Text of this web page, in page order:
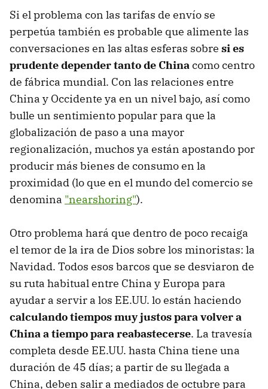
Si el problema con las tarifas de envío se
perpetúa también es probable que alimente las
conversaciones en las altas esferas sobre si es
prudente depender tanto de China como centro
de fábrica mundial. Con las relaciones entre
China y Occidente ya en un nivel bajo, así como
bulle un sentimiento popular para que la
globalización de paso a una mayor
regionalización, muchos ya están apostando por
producir más bienes de consumo en la
proximidad (lo que en el mundo del comercio se
denomina "nearshoring").
Otro problema hará que dentro de poco recaiga
el temor de la ira de Dios sobre los minoristas: la
Navidad. Todos esos barcos que se desviaron de
su ruta habitual entre China y Europa para
ayudar a servir a los EE.UU. lo están haciendo
calculando tiempos muy justos para volver a
China a tiempo para reabastecerse. La travesía
completa desde EE.UU. hasta China tiene una
duración de 45 días; a partir de su llegada a
China, deben salir a mediados de octubre para